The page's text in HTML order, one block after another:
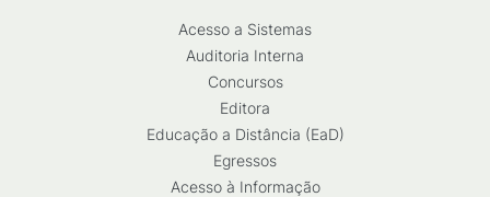
Acesso a Sistemas
Auditoria Interna
Concursos
Editora
Educação a Distância (EaD)
Egressos
Acesso à Informação